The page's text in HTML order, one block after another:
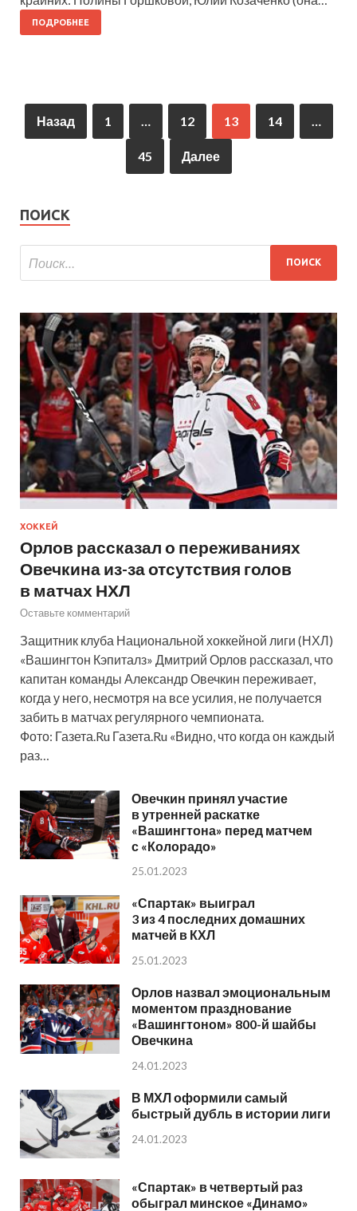
ПОДРОБНЕЕ
Назад 1 12 13 14
45 Далее
ПОИСК
ХОККЕЙ
Орлов рассказал о переживаниях
Овечкина из-за отсутствия голов
в матчах НХЛ
Оставьте комментарий
Защитник клуба Национальной хоккейной лиги (НХЛ)
«Вашингтон Кэпиталз» Дмитрий Орлов рассказал, что
капитан команды Александр Овечкин переживает,
когда у него, несмотря на все усилия, не получается
забить в матчах регулярного чемпионата.
Фото: Газета.Ru Газета.Ru «Видно, что когда он каждый
раз…
Овечкин принял участие
в утренней раскатке
«Вашингтона» перед матчем
с «Колорадо»
25.01.2023
«Спартак» выиграл
3 из 4 последних домашних
матчей в КХЛ
25.01.2023
Орлов назвал эмоциональным
моментом празднование
«Вашингтоном» 800-й шайбы
Овечкина
24.01.2023
В МХЛ оформили самый
быстрый дубль в истории лиги
24.01.2023
«Спартак» в четвертый раз
обыграл минское «Динамо»